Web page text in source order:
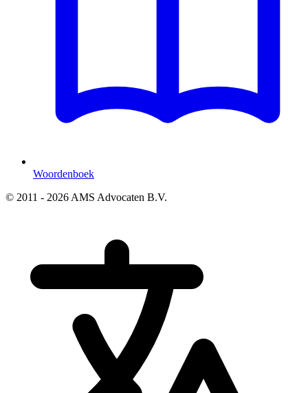
Woordenboek
© 2011 - 2026 AMS Advocaten B.V.